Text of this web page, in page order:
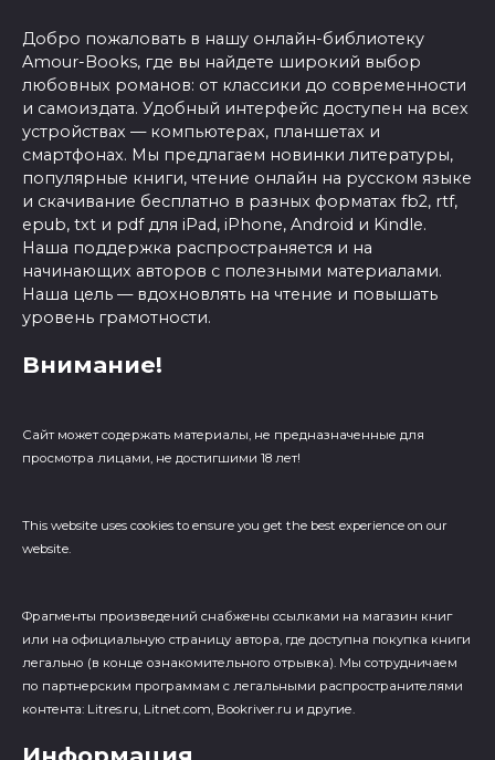
Добро пожаловать в нашу онлайн-библиотеку
Amour-Books, где вы найдете широкий выбор
любовных романов: от классики до современности
и самоиздата. Удобный интерфейс доступен на всех
устройствах — компьютерах, планшетах и
смартфонах. Мы предлагаем новинки литературы,
популярные книги, чтение онлайн на русском языке
и скачивание бесплатно в разных форматах fb2, rtf,
epub, txt и pdf для iPad, iPhone, Android и Kindle.
Наша поддержка распространяется и на
начинающих авторов с полезными материалами.
Наша цель — вдохновлять на чтение и повышать
уровень грамотности.
Внимание!
Сайт может содержать материалы, не предназначенные для
просмотра лицами, не достигшими 18 лет!
This website uses cookies to ensure you get the best experience on our
website.
Фрагменты произведений cнабжены ссылками на магазин книг
или на официальную страницу автора, где доступна покупка книги
легально (в конце ознакомительного отрывка). Мы сотрудничаем
по партнерским программам с легальными распространителями
контента: Litres.ru, Litnet.com, Bookriver.ru и другие.